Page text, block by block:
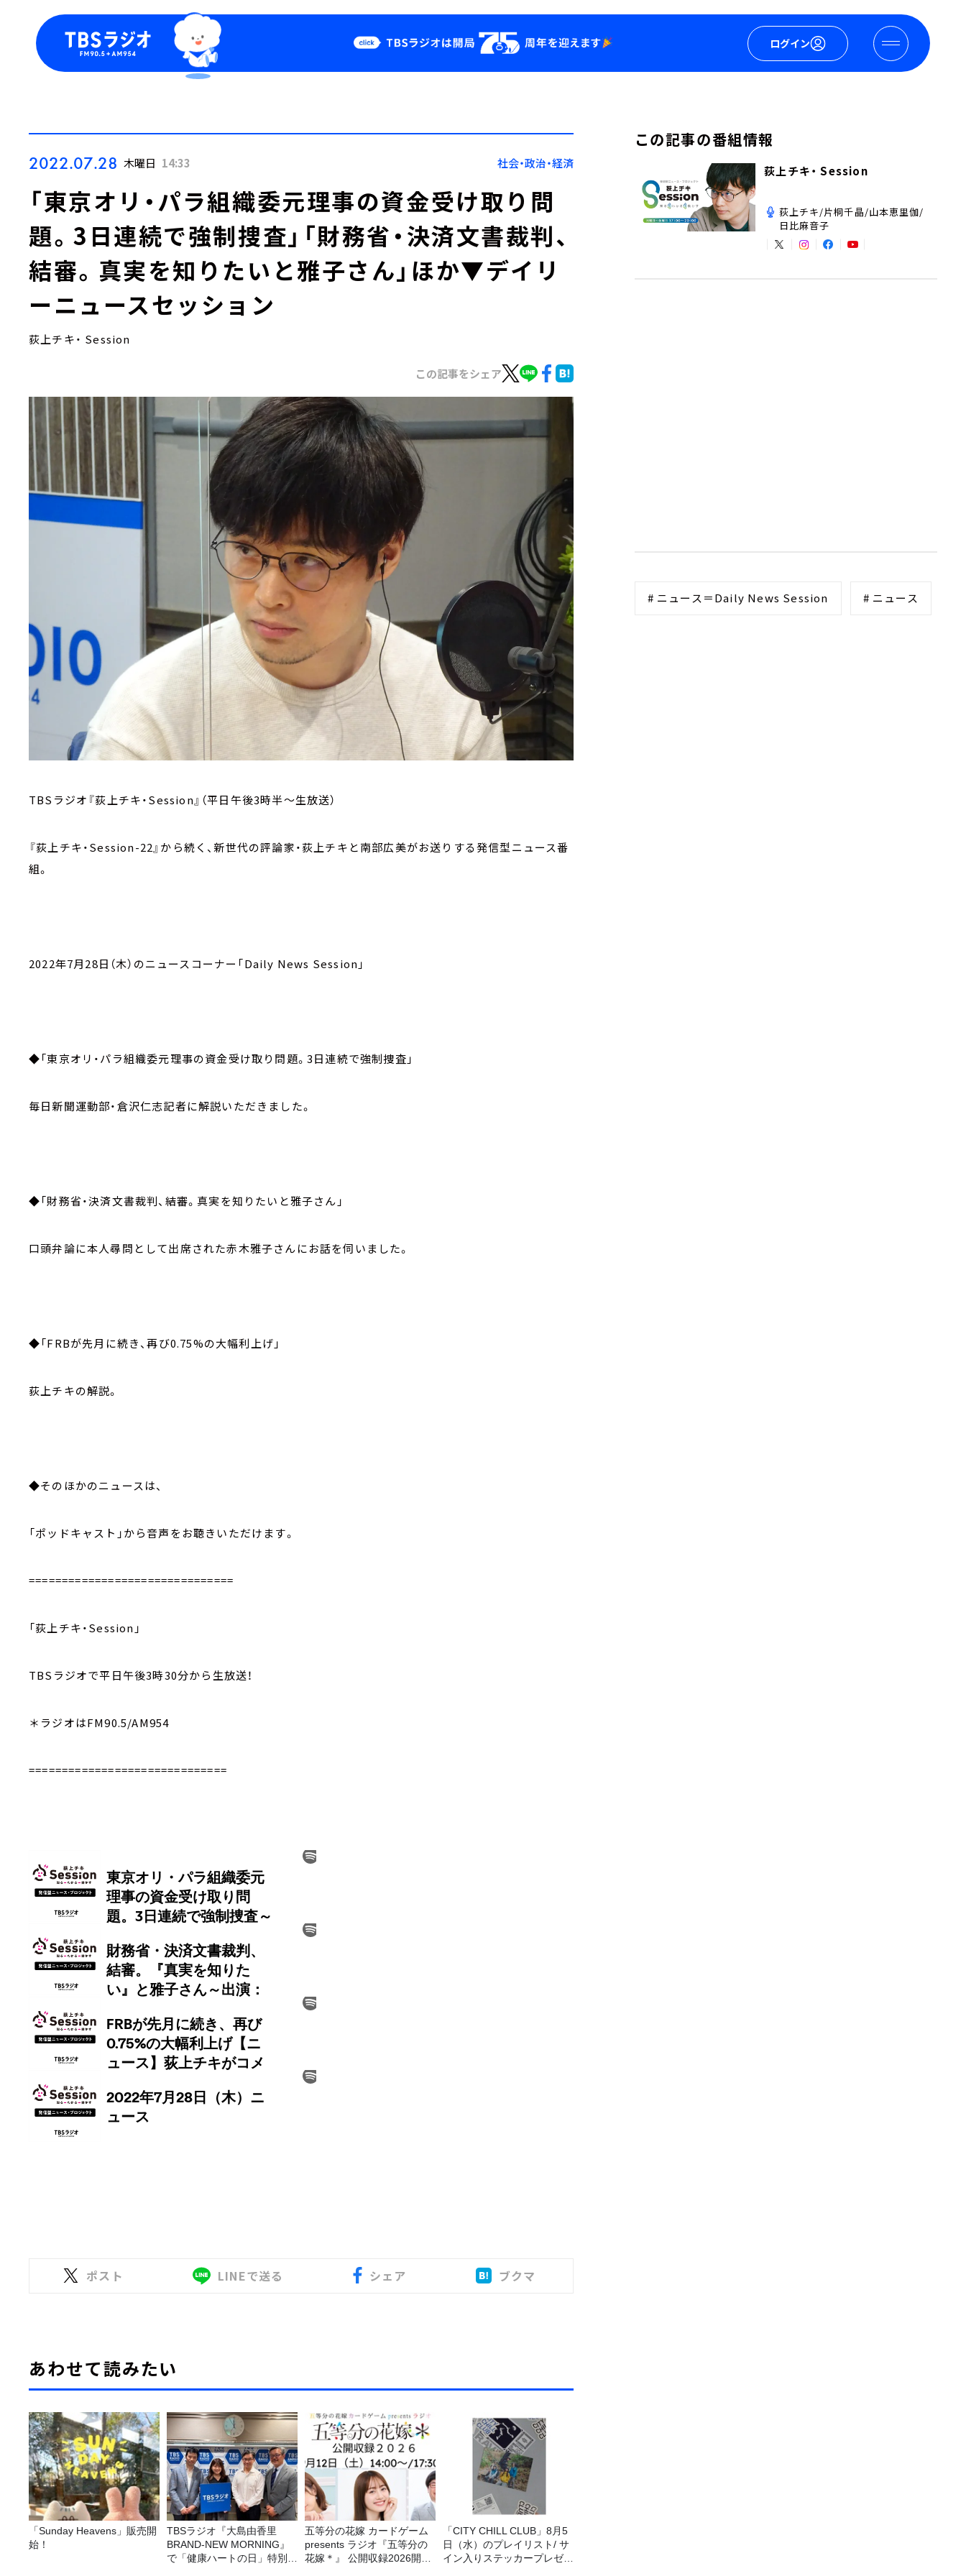
ログイン
Podcast
YouTube
会社情報
2022.07.28 木曜日 14:33 社会・政治・経済
「東京オリ・パラ組織委元理事の資金受け取り問
題。3日連続で強制捜査」「財務省・決済文書裁判、
結審。真実を知りたいと雅子さん」ほか▼デイリ
ーニュースセッション
荻上チキ・ Session
この記事をシェア
TBSラジオ『荻上チキ・Session』（平日午後3時半～生放送）
『荻上チキ・Session-22』から続く、新世代の評論家・荻上チキと南部広美がお送りする発信型ニュース番
組。
2022年7月28日（木）のニュースコーナー「Daily News Session」
◆「東京オリ・パラ組織委元理事の資金受け取り問題。3日連続で強制捜査」
毎日新聞運動部・倉沢仁志記者に解説いただきました。
◆「財務省・決済文書裁判、結審。真実を知りたいと雅子さん」
口頭弁論に本人尋問として出席された赤木雅子さんにお話を伺いました。
◆「FRBが先月に続き、再び0.75%の大幅利上げ」
荻上チキの解説。
◆そのほかのニュースは、
「ポッドキャスト」から音声をお聴きいただけます。
===============================
「荻上チキ・Session」
TBSラジオで平日午後3時30分から生放送！
＊ラジオはFM90.5/AM954
==============================
ポスト LINEで送る シェア ブクマ
あわせて読みたい
「Sunday Heavens」販売開
始！
TBSラジオ『大島由香里
BRAND-NEW MORNING』
で「健康ハートの日」特別企
五等分の花嫁 カードゲーム
presents ラジオ『五等分の
花嫁＊』 公開収録2026開催
「CITY CHILL CLUB」8月5
日（水）のプレイリスト/ サ
イン入りステッカープレゼン
この記事の番組情報
荻上チキ・ Session
荻上チキ/片桐千晶/山本恵里伽/
日比麻音子
# ニュース＝Daily News Session # ニュース